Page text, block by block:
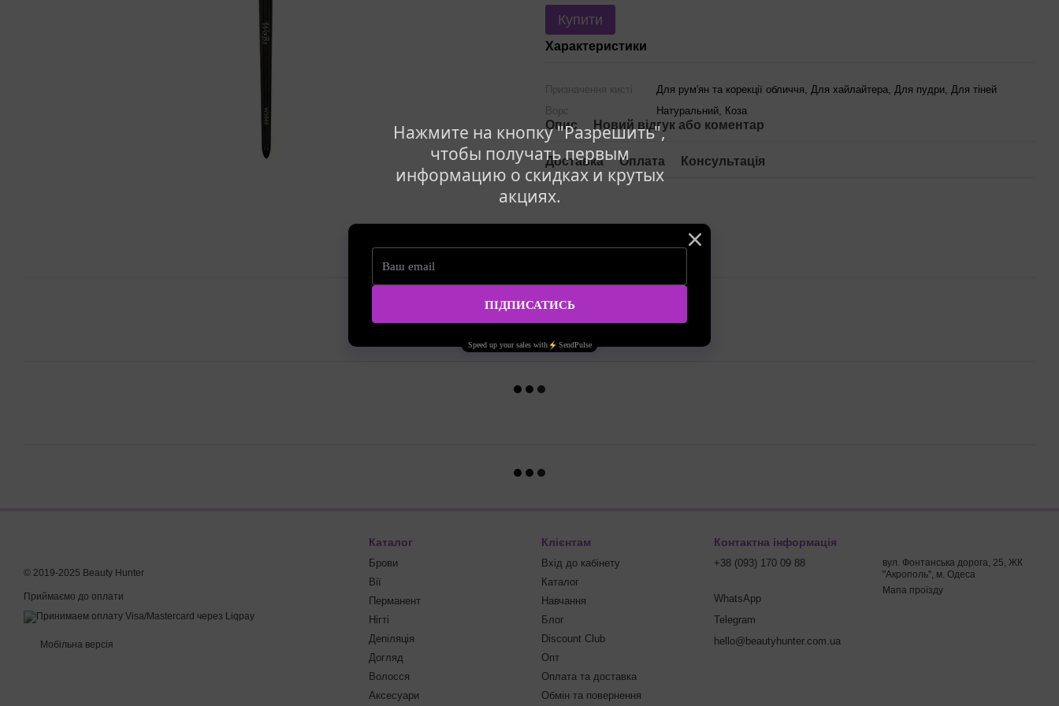
Нажмите на кнопку "Разрешить",
чтобы получать первым
информацию о скидках и крутых
акциях.
Купити
Характеристики
Призначення кисті
Для рум'ян та корекції обличчя, Для хайлайтера, Для пудри, Для тіней
Ворс
Натуральний, Коза
Опис Новий відгук або коментар
Доставка Оплата Консультація
© 2019-2025 Beauty Hunter
Приймаємо до оплати
Мобільна версія
Каталог
Брови
Вії
Перманент
Нігті
Депіляція
Догляд
Волосся
Аксесуари
Клієнтам
Вхід до кабінету
Каталог
Навчання
Блог
Discount Club
Опт
Оплата та доставка
Обмін та повернення
Контактна інформація
+38 (093) 170 09 88
WhatsApp
Telegram
hello@beautyhunter.com.ua
вул. Фонтанська дорога, 25, ЖК
"Акрополь", м. Одеса
Мапа проїзду